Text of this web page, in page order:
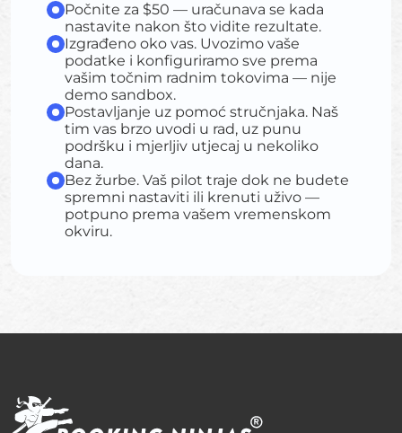
Počnite za $50 — uračunava se kada
nastavite nakon što vidite rezultate.
Izgrađeno oko vas. Uvozimo vaše
podatke i konfiguriramo sve prema
vašim točnim radnim tokovima — nije
demo sandbox.
Postavljanje uz pomoć stručnjaka. Naš
tim vas brzo uvodi u rad, uz punu
podršku i mjerljiv utjecaj u nekoliko
dana.
Bez žurbe. Vaš pilot traje dok ne budete
spremni nastaviti ili krenuti uživo —
potpuno prema vašem vremenskom
okviru.